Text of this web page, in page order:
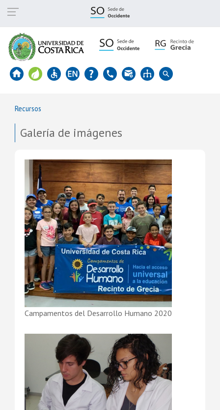
Pasar
al
principal
Recursos
Galería de imágenes
Campamentos del Desarrollo Humano 2020